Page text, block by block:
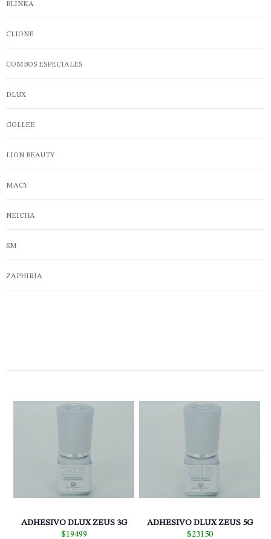
BLINKA
CLIONE
COMBOS ESPECIALES
DLUX
GOLLEE
LION BEAUTY
MACY
NEICHA
SM
ZAPHIRIA
ADHESIVO DLUX ZEUS 3G
$19499
ADHESIVO DLUX ZEUS 5G
$23150